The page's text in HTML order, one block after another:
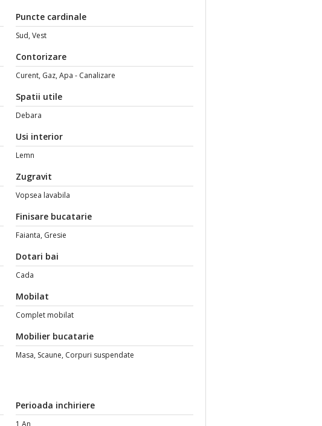
Puncte cardinale
Sud, Vest
Contorizare
Curent, Gaz, Apa - Canalizare
Spatii utile
Debara
Usi interior
Lemn
Zugravit
Vopsea lavabila
Finisare bucatarie
Faianta, Gresie
Dotari bai
Cada
Mobilat
Complet mobilat
Mobilier bucatarie
Masa, Scaune, Corpuri suspendate
Perioada inchiriere
1 An